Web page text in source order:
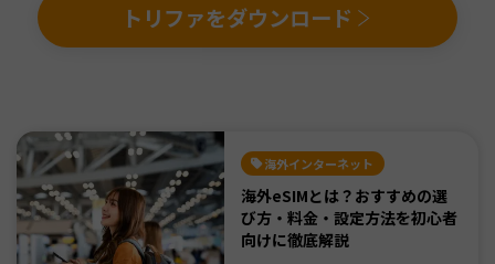
トリファをダウンロード
海外インターネット
海外eSIMとは？おすすめの選
び方・料金・設定方法を初心者
向けに徹底解説